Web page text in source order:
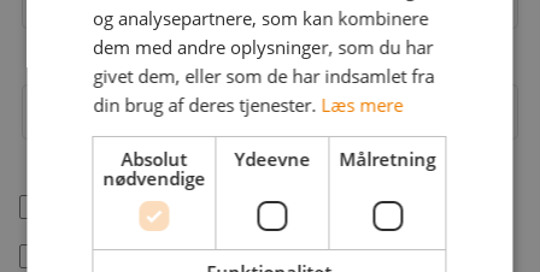
Arbejdsområder
Jeg er freelancer
Jeg accepterer jobstafet.dk'sbetingelser
og analysepartnere, som kan kombinere
dem med andre oplysninger, som du har
givet dem, eller som de har indsamlet fra
din brug af deres tjenester. Læs mere
Absolut
nødvendige
Ydeevne Målretning